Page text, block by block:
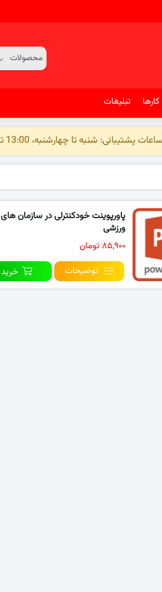
تبلیغات
پشتیبانی: شنبه تا چهارشنبه، 13:00 تا 01:00 -/-
پاورپوینت خودکنترلی در سازمان های
ورزشی
۸۵,۹۰۰ تومان
توضیحات
خرید